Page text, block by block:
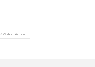
⚡ CollectAction